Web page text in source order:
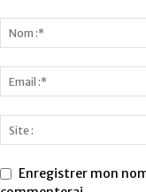
Enregistrer mon